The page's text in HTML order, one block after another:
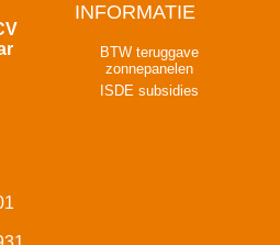
INFORMATIE
BTW teruggave
zonnepanelen
ISDE subsidies